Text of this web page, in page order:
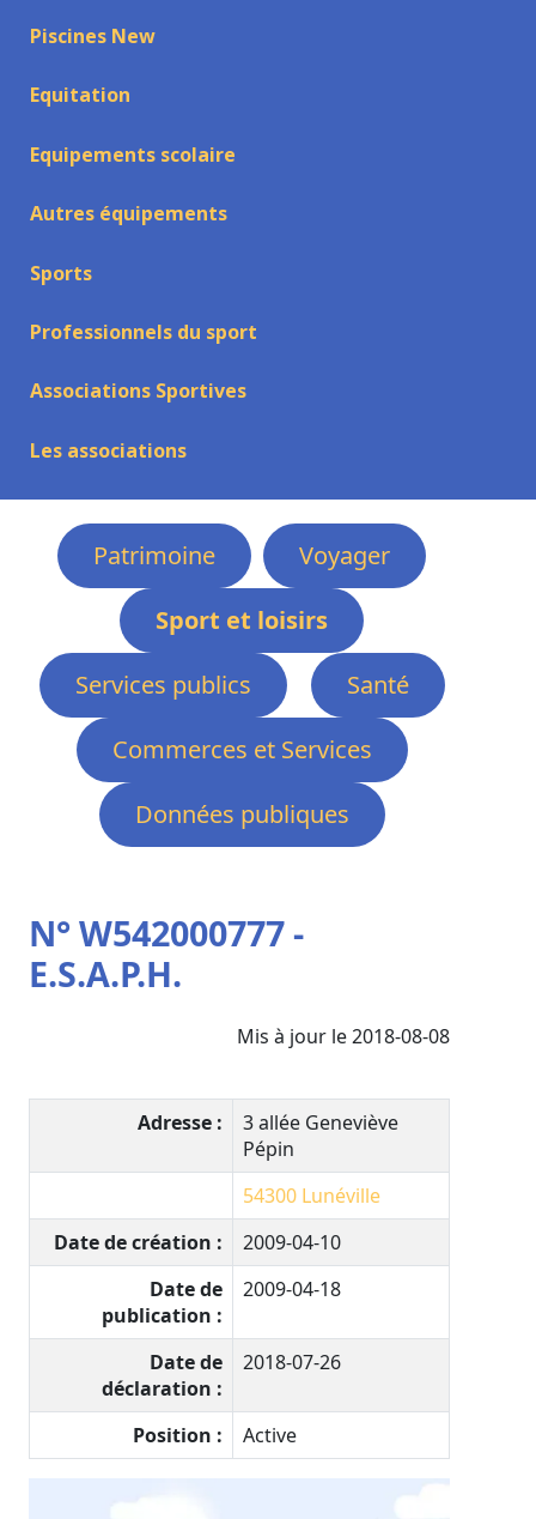
Piscines New
Equitation
Equipements scolaire
Autres équipements
Sports
Professionnels du sport
Associations Sportives
Les associations
Patrimoine
Voyager
Sport et loisirs
Services publics
Santé
Commerces et Services
Données publiques
N° W542000777 -
E.S.A.P.H.
Mis à jour le 2018-08-08
Adresse :
3 allée Geneviève
Pépin
54300 Lunéville
Date de création :
2009-04-10
Date de
publication :
2009-04-18
Date de
déclaration :
2018-07-26
Position : Active